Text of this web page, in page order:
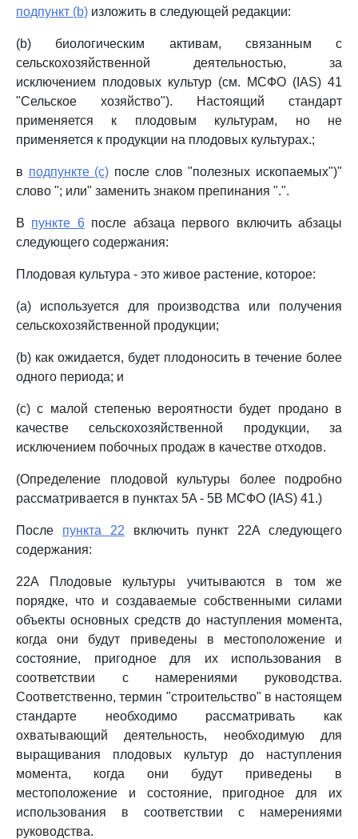
подпункт (b) изложить в следующей редакции:
(b) биологическим активам, связанным с
сельскохозяйственной деятельностью, за
исключением плодовых культур (см. МСФО (IAS) 41
"Сельское хозяйство"). Настоящий стандарт
применяется к плодовым культурам, но не
применяется к продукции на плодовых культурах.;
в подпункте (c) после слов "полезных ископаемых")"
слово "; или" заменить знаком препинания ".".
В пункте 6после абзаца первого включить абзацы
следующего содержания:
Плодовая культура - это живое растение, которое:
(a) используется для производства или получения
сельскохозяйственной продукции;
(b) как ожидается, будет плодоносить в течение более
одного периода; и
(c) с малой степенью вероятности будет продано в
качестве сельскохозяйственной продукции, за
исключением побочных продаж в качестве отходов.
(Определение плодовой культуры более подробно
рассматривается в пунктах 5A - 5B МСФО (IAS) 41.)
После пункта 22 включить пункт 22A следующего
содержания:
22A Плодовые культуры учитываются в том же
порядке, что и создаваемые собственными силами
объекты основных средств до наступления момента,
когда они будут приведены в местоположение и
состояние, пригодное для их использования в
соответствии с намерениями руководства.
Соответственно, термин "строительство" в настоящем
стандарте необходимо рассматривать как
охватывающий деятельность, необходимую для
выращивания плодовых культур до наступления
момента, когда они будут приведены в
местоположение и состояние, пригодное для их
использования в соответствии с намерениями
руководства.